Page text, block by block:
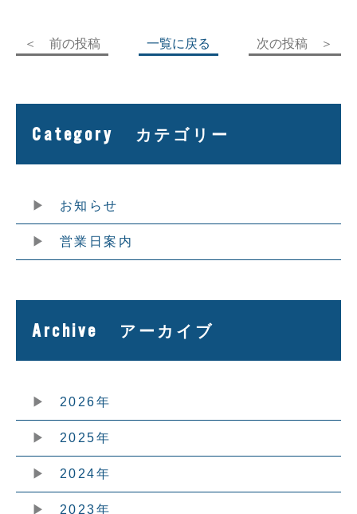
＜ 前の投稿 一覧に戻る 次の投稿 ＞
Category カテゴリー
お知らせ
営業日案内
Archive アーカイブ
2026年
2025年
2024年
2023年